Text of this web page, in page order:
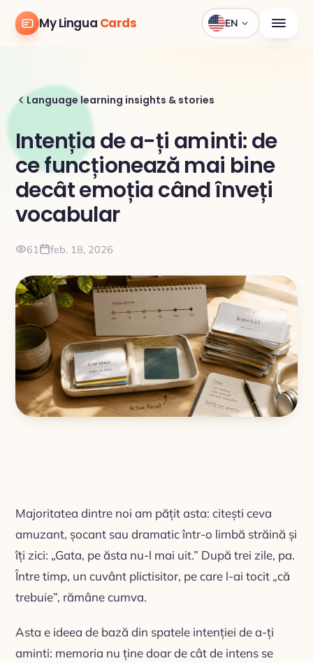
My Lingua Cards EN
Language learning insights & stories
Intenția de a-ți aminti: de
ce funcționează mai bine
decât emoția când înveți
vocabular
61 feb. 18, 2026
Majoritatea dintre noi am pățit asta: citești ceva
amuzant, șocant sau dramatic într-o limbă străină și
îți zici: „Gata, pe ăsta nu-l mai uit.” După trei zile, pa.
Între timp, un cuvânt plictisitor, pe care l-ai tocit „că
trebuie”, rămâne cumva.
Asta e ideea de bază din spatele intenției de a-ți
aminti: memoria nu ține doar de cât de intens se